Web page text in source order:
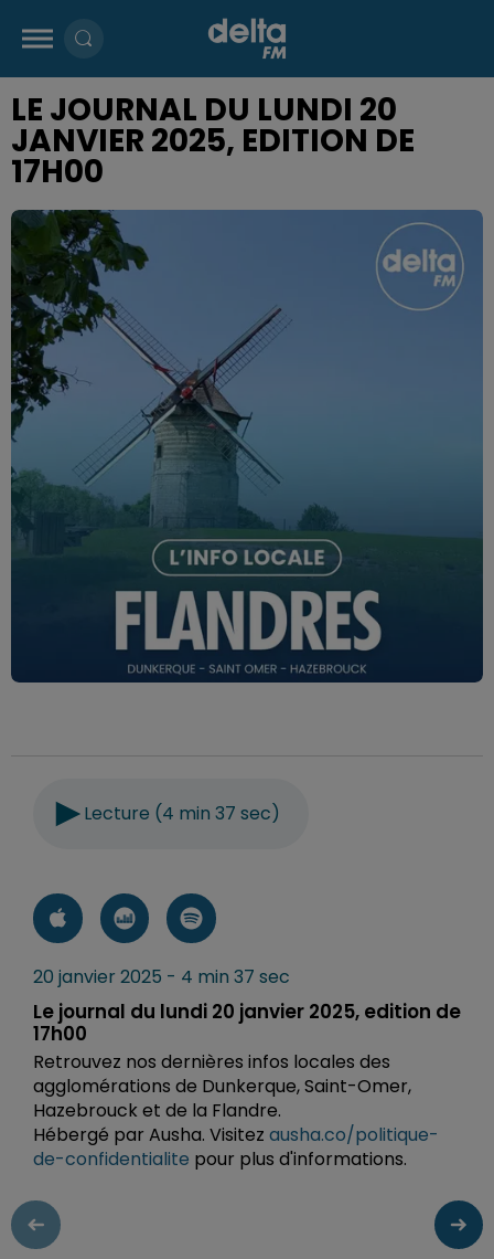
LE JOURNAL DU LUNDI 20
JANVIER 2025, EDITION DE
17H00
Lecture (4 min 37 sec)
20 janvier 2025 - 4 min 37 sec
Le journal du lundi 20 janvier 2025, edition de
17h00
Retrouvez nos dernières infos locales des
agglomérations de Dunkerque, Saint-Omer,
Hazebrouck et de la Flandre.
Hébergé par Ausha. Visitez ausha.co/politique-
de-confidentialite pour plus d'informations.